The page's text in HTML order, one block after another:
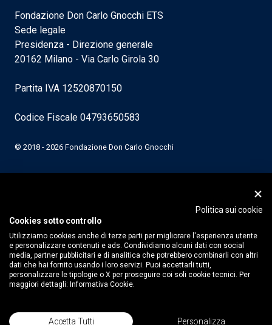
Fondazione Don Carlo Gnocchi ETS
Sede legale
Presidenza - Direzione generale
20162 Milano - Via Carlo Girola 30
Partita IVA 12520870150
Codice Fiscale 04793650583
© 2018 - 2026 Fondazione Don Carlo Gnocchi
Politica sui cookie
Cookies sotto controllo
Utilizziamo cookies anche di terze parti per migliorare l'esperienza utente
e personalizzare contenuti e ads. Condividiamo alcuni dati con social
media, partner pubblicitari e di analitica che potrebbero combinarli con altri
dati che hai fornito usando i loro servizi. Puoi accettarli tutti,
personalizzare le tipologie o X per proseguire coi soli cookie tecnici. Per
maggiori dettagli: Informativa Cookie.
Accetta Tutti Personalizza